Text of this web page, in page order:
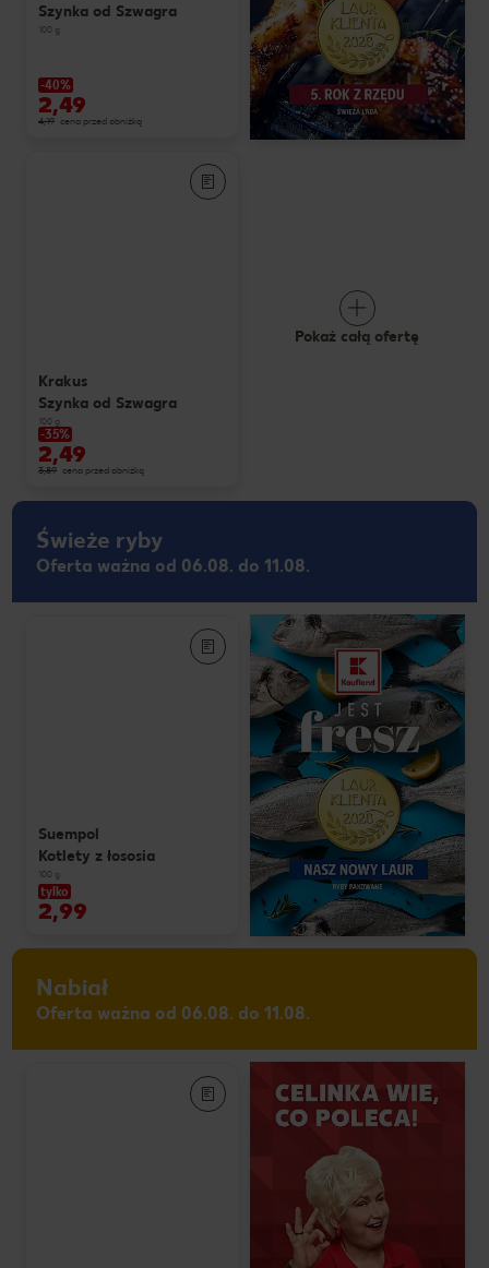
Szynka od Szwagra
100 g
-40%
2,49
4,19 cena przed obniżką
Krakus
Szynka od Szwagra
100 g
-35%
2,49
3,89 cena przed obniżką
Pokaż całą ofertę
Świeże ryby
Oferta ważna od 06.08. do 11.08.
Suempol
Kotlety z łososia
100 g
tylko
2,99
Nabiał
Oferta ważna od 06.08. do 11.08.